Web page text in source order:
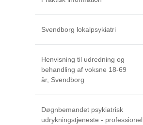
Svendborg lokalpsykiatri
Henvisning til udredning og
behandling af voksne 18-69
år, Svendborg
Døgnbemandet psykiatrisk
udrykningstjeneste - professionel